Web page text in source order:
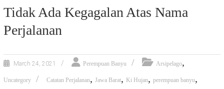
Tidak Ada Kegagalan Atas Nama
Perjalanan
March 24, 2021 Perempuan Banyu Arsipelago,
Uncategory Catatan Perjalanan, Jawa Barat, Ki Hujan, perempuan banyu,